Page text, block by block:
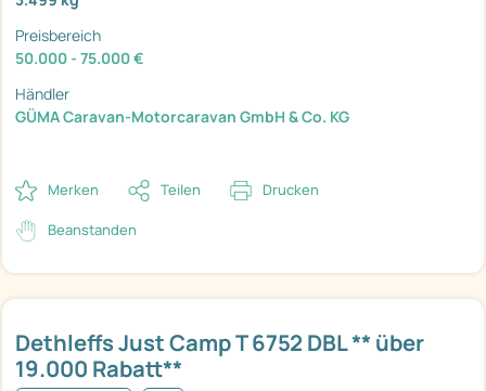
Dethleffs Just Camp T 6752 DBL ** über
19.000 Rabatt**
Preisbereich
50.000 - 75.000 €
Händler
GÜMA Caravan-Motorcaravan GmbH & Co. KG
Merken Teilen Drucken
Beanstanden